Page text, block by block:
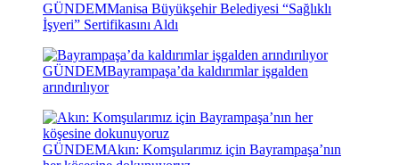
GÜNDEMManisa Büyükşehir Belediyesi “Sağlıklı
İşyeri” Sertifikasını Aldı
GÜNDEMBayrampaşa’da kaldırımlar işgalden
arındırılıyor
GÜNDEMAkın: Komşularımız için Bayrampaşa’nın